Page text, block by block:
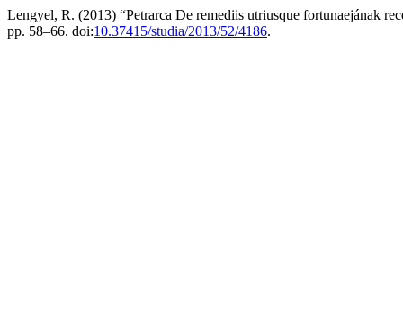
Lengyel, R. (2013) “Petrarca De remediis utriusque fortunaejának
pp. 58–66. doi:10.37415/studia/2013/52/4186.